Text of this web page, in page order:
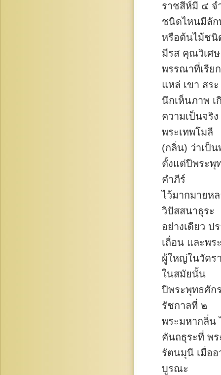
ราชสีห์มี ๔ จ
ชนิดไหนมีลัก
หรือต้นไม้ชนิ
มีรส คุณวิเศ
พรรณาที่เรีย
แหล่ เขา สร
นึกเห็นภาพ เ
ความเป็นจริ
พระเทพโมลี
(กลิ่น) ว่าเป็
ตั้งแต่ปีพระพุ
คำภีร์
ไว้มากมายห
วิปัสสนาธุระ
อย่างเดียว ป
เถื่อน และพร
ผู้ใหญ่ในวัดร
ในสมัยนั้น
ปีพระพุทธศัก
รัชกาลที่ ๒
พระมหากลิ่น
คันถธุระที่ พร
รัตนมุนี เมื่อ
บูรณะ